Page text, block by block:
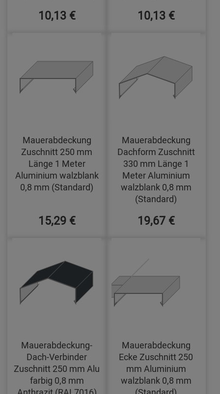
10,13 € 10,13 €
Mauerabdeckung
Zuschnitt 250 mm
Länge 1 Meter
Aluminium walzblank
0,8 mm (Standard)
15,29 €
Mauerabdeckung
Dachform Zuschnitt
330 mm Länge 1
Meter Aluminium
walzblank 0,8 mm
(Standard)
19,67 €
Mauerabdeckung-
Dach-Verbinder
Zuschnitt 250 mm Alu
farbig 0,8 mm
Mauerabdeckung
Ecke Zuschnitt 250
mm Aluminium
walzblank 0,8 mm